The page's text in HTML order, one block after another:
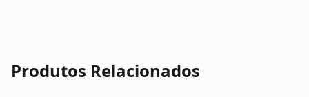
Produtos Relacionados